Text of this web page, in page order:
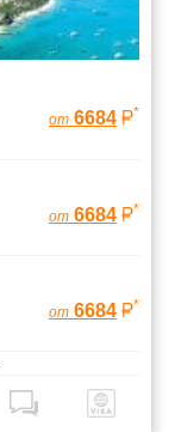
от 6684 *
от 6684 *
от 6684 *